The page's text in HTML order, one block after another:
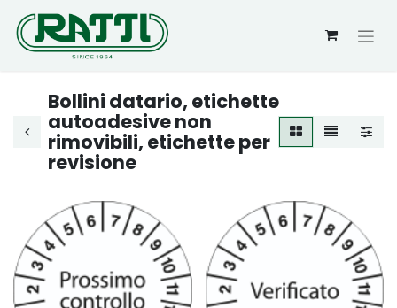
Bollini datario, etichette
autoadesive non
rimovibili, etichette per
revisione